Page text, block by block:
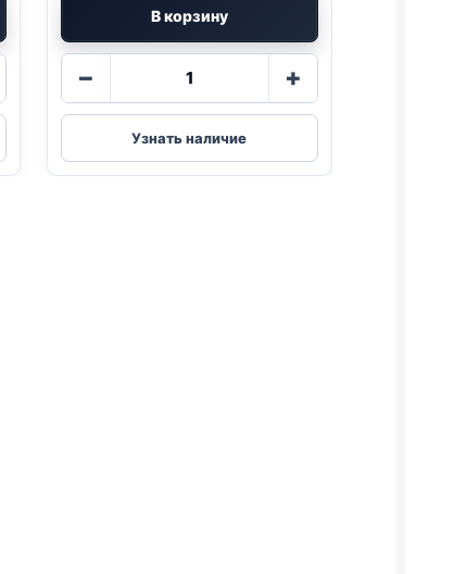
В корзину
−
товара
Blitz
(КУРИЦА,
85г
+
Узнать наличие